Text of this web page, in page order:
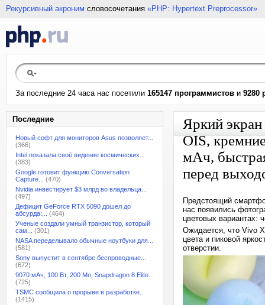
Рекурсивный акроним словосочетания «PHP: Hypertext Preprocessor»
За последние 24 часа нас посетили 165147 программистов и 9280
Последние
Новый софт для мониторов Asus позволяет...
(366)
Intel показала своё видение космических...
(383)
Google готовит функцию Conversation
Capture...
(470)
Nvidia инвестирует $3 млрд во владельца...
(497)
Дефицит GeForce RTX 5090 дошел до
абсурда:...
(464)
Ученые создали умный транзистор, который
сам...
(301)
NASA переделывало обычные ноутбуки для...
(581)
Sony выпустит в сентябре беспроводные...
(672)
9070 мАч, 100 Вт, 200 Мп, Snapdragon 8 Elite...
(725)
TSMC сообщила о прорыве в разработке...
(1415)
Яркий
OIS,
мАч,
перед
Предстоящий
нас появились
цветовых вариантах:
Ожидается, что Vivo
цвета и пиковой
отверстии.